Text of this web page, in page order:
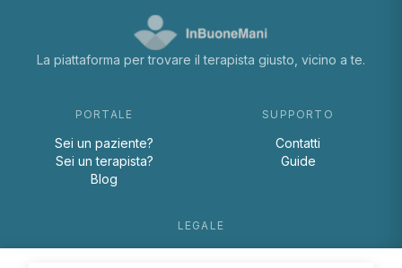
La piattaforma per trovare il terapista giusto, vicino a te.
PORTALE
Sei un paziente?
Sei un terapista?
Blog
SUPPORTO
Contatti
Guide
LEGALE